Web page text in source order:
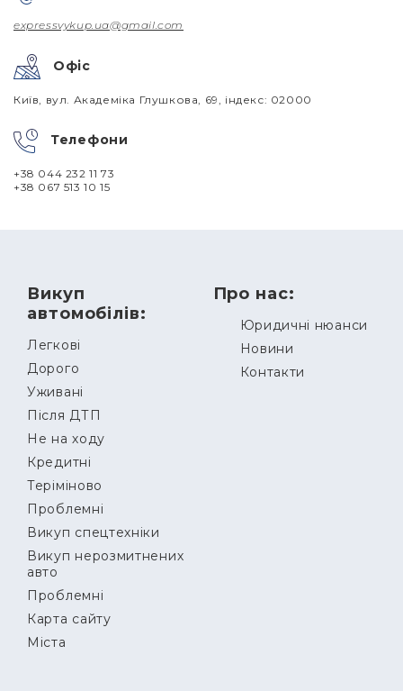
expressvykup.ua@gmail.com
Офіс
Київ, вул. Академіка Глушкова, 69, індекс: 02000
Телефони
+38 044 232 11 73
+38 067 513 10 15
Викуп
автомобілів:
Легкові
Дорого
Уживані
Після ДТП
Не на ходу
Кредитні
Теріміново
Проблемні
Викуп спецтехніки
Викуп нерозмитнених
авто
Проблемні
Карта сайту
Міста
Про нас:
Юридичні нюанси
Новини
Контакти